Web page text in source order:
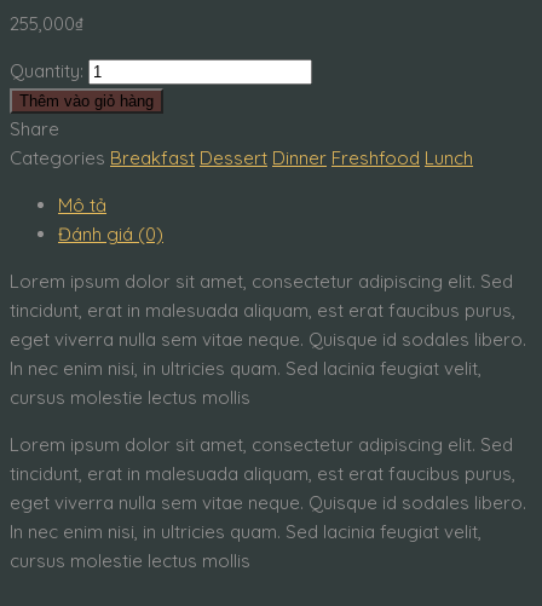
255,000₫
Quantity:
Thêm vào giỏ hàng
Share
Categories Breakfast Dessert Dinner Freshfood Lunch
Mô tả
Đánh giá (0)
Lorem ipsum dolor sit amet, consectetur adipiscing elit. Sed
tincidunt, erat in malesuada aliquam, est erat faucibus purus,
eget viverra nulla sem vitae neque. Quisque id sodales libero.
In nec enim nisi, in ultricies quam. Sed lacinia feugiat velit,
cursus molestie lectus mollis
Lorem ipsum dolor sit amet, consectetur adipiscing elit. Sed
tincidunt, erat in malesuada aliquam, est erat faucibus purus,
eget viverra nulla sem vitae neque. Quisque id sodales libero.
In nec enim nisi, in ultricies quam. Sed lacinia feugiat velit,
cursus molestie lectus mollis